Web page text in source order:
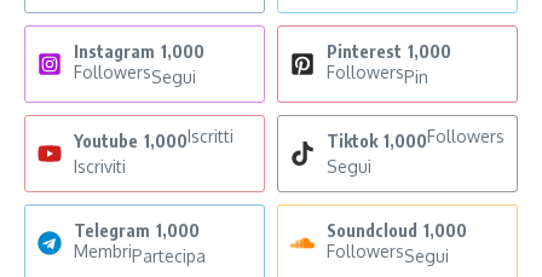
Instagram 1,000
FollowersSegui
Pinterest 1,000
FollowersPin
Youtube 1,000Iscritti
Iscriviti
Tiktok 1,000Followers
Segui
Telegram 1,000
MembriPartecipa
Soundcloud 1,000
FollowersSegui